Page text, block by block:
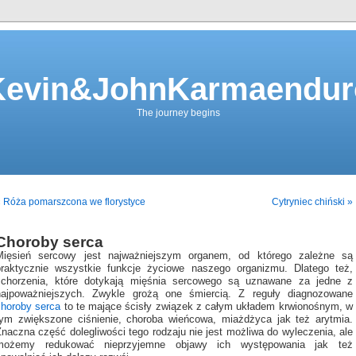
The journey begins
Róża pomarszcona we florystyce Cytryniec chiński »
serca
sercowy jest najważniejszym organem, od którego zależne są
wszystkie funkcje życiowe naszego organizmu. Dlatego też,
które dotykają mięśnia sercowego są uznawane za jedne z
Zwykle grożą one śmiercią. Z reguły diagnozowane
sercato te mające ścisły związek z całym układem krwionośnym, w
zwiększone ciśnienie, choroba wieńcowa, miażdżyca jak też arytmia.
część dolegliwości tego rodzaju nie jest możliwa do wyleczenia, ale
redukować nieprzyjemne objawy ich występowania jak też